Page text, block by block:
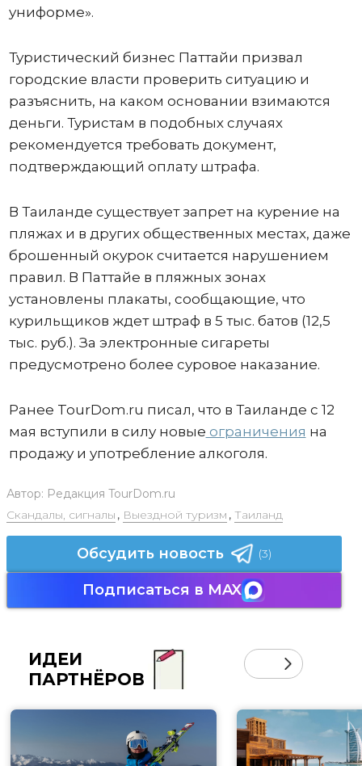
униформе».
Туристический бизнес Паттайи призвал
городские власти проверить ситуацию и
разъяснить, на каком основании взимаются
деньги. Туристам в подобных случаях
рекомендуется требовать документ,
подтверждающий оплату штрафа.
В Таиланде существует запрет на курение на
пляжах и в других общественных местах, даже
брошенный окурок считается нарушением
правил. В Паттайе в пляжных зонах
установлены плакаты, сообщающие, что
курильщиков ждет штраф в 5 тыс. батов (12,5
тыс. руб.). За электронные сигареты
предусмотрено более суровое наказание.
Ранее TourDom.ru писал, что в Таиланде с 12
мая вступили в силу новые ограничения на
продажу и употребление алкоголя.
Автор: Редакция TourDom.ru
Скандалы, сигналы , Выездной туризм , Таиланд
Обсудить новость (3)
Подписаться в MAX
ИДЕИ
ПАРТНЁРОВ